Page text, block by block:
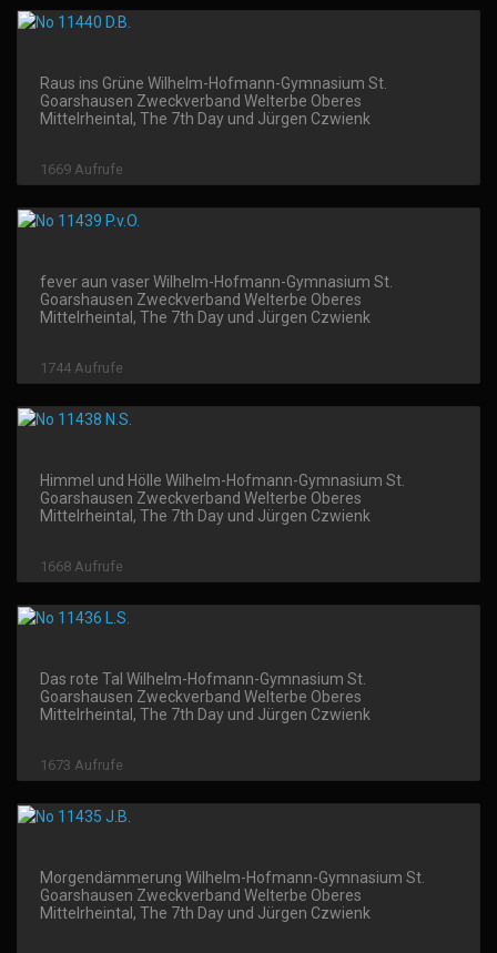
Raus ins Grüne Wilhelm-Hofmann-Gymnasium St.
Goarshausen Zweckverband Welterbe Oberes
Mittelrheintal, The 7th Day und Jürgen Czwienk
1669 Aufrufe
fever aun vaser Wilhelm-Hofmann-Gymnasium St.
Goarshausen Zweckverband Welterbe Oberes
Mittelrheintal, The 7th Day und Jürgen Czwienk
1744 Aufrufe
Himmel und Hölle Wilhelm-Hofmann-Gymnasium St.
Goarshausen Zweckverband Welterbe Oberes
Mittelrheintal, The 7th Day und Jürgen Czwienk
1668 Aufrufe
Das rote Tal Wilhelm-Hofmann-Gymnasium St.
Goarshausen Zweckverband Welterbe Oberes
Mittelrheintal, The 7th Day und Jürgen Czwienk
1673 Aufrufe
Morgendämmerung Wilhelm-Hofmann-Gymnasium St.
Goarshausen Zweckverband Welterbe Oberes
Mittelrheintal, The 7th Day und Jürgen Czwienk